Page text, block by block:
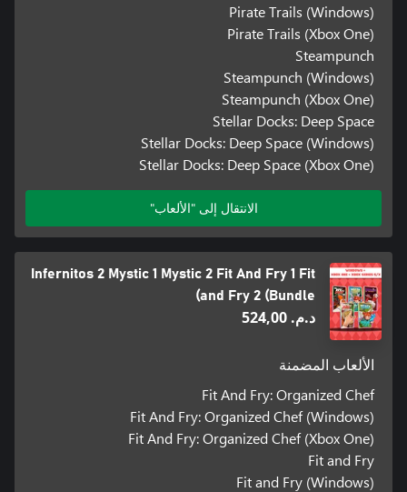
Pirate Trails (Windows)
Pirate Trails (Xbox One)
Steampunch
Steampunch (Windows)
Steampunch (Xbox One)
Stellar Docks: Deep Space
Stellar Docks: Deep Space (Windows)
Stellar Docks: Deep Space (Xbox One)
الانتقال إلى "الألعاب"
Infernitos 2 Mystic 1 Mystic 2 Fit And Fry 1 Fit
and Fry 2 (Bundle)
د.م.‏ 524,00
الألعاب المضمنة
Fit And Fry: Organized Chef
Fit And Fry: Organized Chef (Windows)
Fit And Fry: Organized Chef (Xbox One)
Fit and Fry
Fit and Fry (Windows)